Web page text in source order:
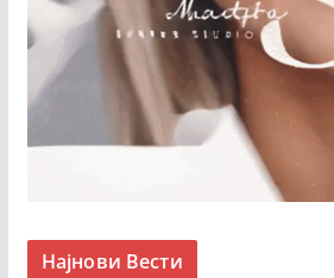
Најнови Вести